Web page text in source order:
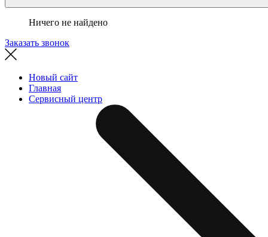
Ничего не найдено
Заказать звонок
Новый сайт
Главная
Сервисный центр